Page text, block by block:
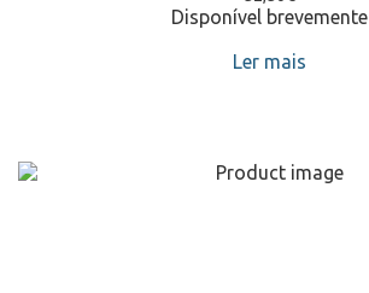
Disponível brevemente
Ler mais